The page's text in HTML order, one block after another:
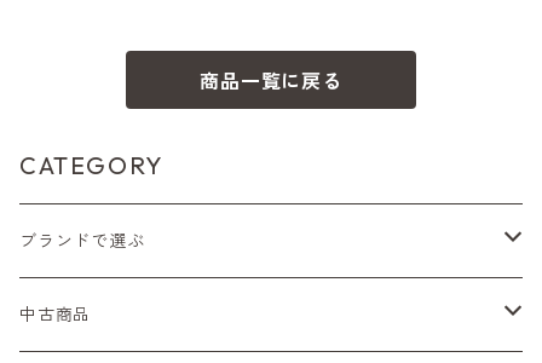
商品一覧に戻る
CATEGORY
ブランドで選ぶ
Nikon（ニコン）
中古商品